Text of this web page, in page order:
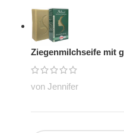
Ziegenmilchseife mit
von Jennifer